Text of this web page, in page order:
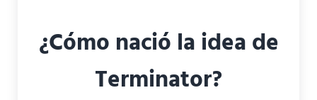
¿Cómo nació la idea de
Terminator?